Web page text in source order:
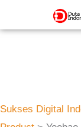
to
Sukses Digital